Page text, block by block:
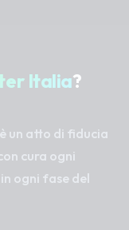
Italia?
un atto di fiducia
cura ogni
ogni fase del